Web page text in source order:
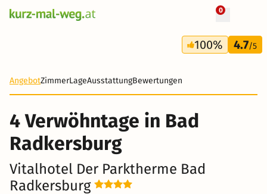
0
4 Tage
531 €
100% 4.7/5
AngebotZimmerLageAusstattungBewertungen
4 Verwöhntage in Bad
Radkersburg
Vitalhotel Der Parktherme Bad
Radkersburg